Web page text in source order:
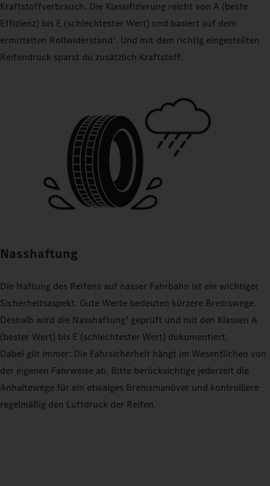
Kraftstoffverbrauch. Die Klassifizierung reicht von A (beste
Effizienz) bis E (schlechtester Wert) und basiert auf dem
ermittelten Rollwiderstand3. Und mit dem richtig eingestellten
Reifendruck sparst du zusätzlich Kraftstoff.
Nasshaftung
Die Haftung des Reifens auf nasser Fahrbahn ist ein wichtiger
Sicherheitsaspekt. Gute Werte bedeuten kürzere Bremswege.
Deshalb wird die Nasshaftung4 geprüft und mit den Klassen A
(bester Wert) bis E (schlechtester Wert) dokumentiert.
Dabei gilt immer: Die Fahrsicherheit hängt im Wesentlichen von
der eigenen Fahrweise ab. Bitte berücksichtige jederzeit die
Anhaltewege für ein etwaiges Bremsmanöver und kontrolliere
regelmäßig den Luftdruck der Reifen.